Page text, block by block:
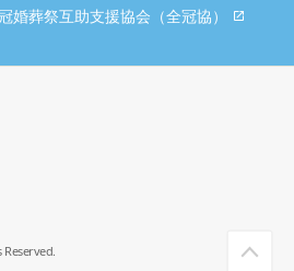
婚葬祭互助支援協会（全冠協）